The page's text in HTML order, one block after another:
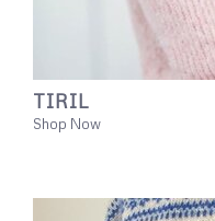
TIRIL
Shop Now